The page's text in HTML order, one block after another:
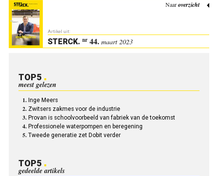
Naaroverzicht
Artikel uit:
STERCK. nr44. maart 2023
TOP5
meest gelezen
Inge Meers
Zwitsers zakmes voor de industrie
Provan is schoolvoorbeeld van fabriek van de toekomst
Professionele waterpompen en beregening
Tweede generatie zet Dobit verder
TOP5
gedeelde artikels